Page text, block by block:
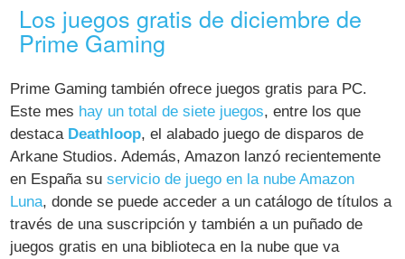
Los juegos gratis de diciembre de
Prime Gaming
Prime Gaming también ofrece juegos gratis para PC.
Este mes hay un total de siete juegos, entre los que
destaca Deathloop, el alabado juego de disparos de
Arkane Studios. Además, Amazon lanzó recientemente
en España suservicio de juego en la nube Amazon
Luna, donde se puede acceder a un catálogo de títulos a
través de una suscripción y también a un puñado de
juegos gratis en una biblioteca en la nube que va